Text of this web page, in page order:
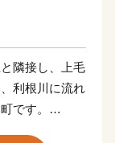
隣接し、上毛
利根川に流れ
です。